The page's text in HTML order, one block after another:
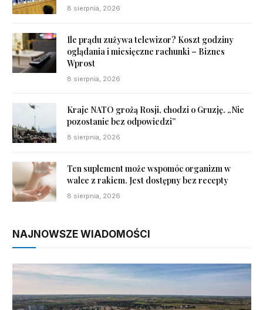
8 sierpnia, 2026
Ile prądu zużywa telewizor? Koszt godziny
oglądania i miesięczne rachunki – Biznes
Wprost
8 sierpnia, 2026
Kraje NATO grożą Rosji, chodzi o Gruzję. „Nie
pozostanie bez odpowiedzi”
8 sierpnia, 2026
Ten suplement może wspomóc organizm w
walce z rakiem. Jest dostępny bez recepty
8 sierpnia, 2026
NAJNOWSZE WIADOMOŚCI